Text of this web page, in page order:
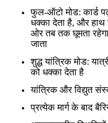
फुल-ऑटो मोड: कार्ड
धक्का देता है, और हाथ
ओर तब तक घूमता
जाता
शुद्ध यांत्रिक मोड:
को धक्का देता है
यांत्रिक और विद्युत
प्रत्येक मार्ग के बाद